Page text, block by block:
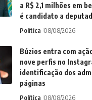
a R$ 2,1 milhões em
é candidato a
Política 08/08/2026
Búzios entra com
nove perfis no
identificação dos
páginas
Política 08/08/2026